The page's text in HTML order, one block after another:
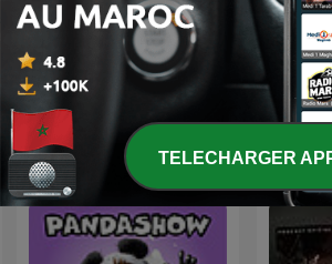
0%
Podcasts internationaux
TELECHARGER